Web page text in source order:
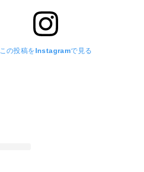
この投稿をInstagramで見る